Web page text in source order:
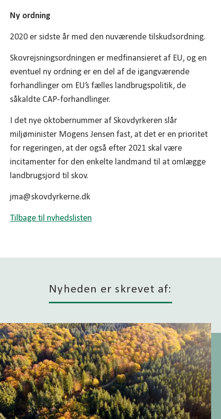
Ny ordning
2020 er sidste år med den nuværende tilskudsordning.
Skovrejsningsordningen er medfinansieret af EU, og en
eventuel ny ordning er en del af de igangværende
forhandlinger om EU’s fælles landbrugspolitik, de
såkaldte CAP-forhandlinger.
I det nye oktobernummer af Skovdyrkeren slår
miljøminister Mogens Jensen fast, at det er en prioritet
for regeringen, at der også efter 2021 skal være
incitamenter for den enkelte landmand til at omlægge
landbrugsjord til skov.
jma@skovdyrkerne.dk
Tilbage til nyhedslisten
Nyheden er skrevet af: